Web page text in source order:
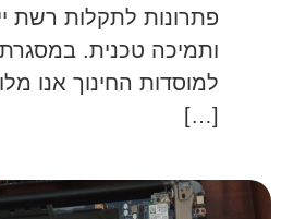
פתרונות לתקלות רשת
ותמיכה טכנית.
למוסדות החינוך אנו
[…]